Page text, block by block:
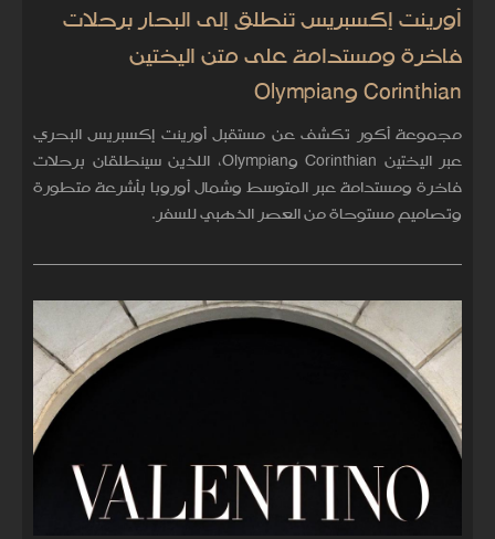
أورينت إكسبريس تنطلق إلى البحار برحلات
فاخرة ومستدامة على متن اليختين
Corinthian وOlympian
مجموعة أكور تكشف عن مستقبل أورينت إكسبريس البحري
عبر اليختين Corinthian وOlympian، اللذين سينطلقان برحلات
فاخرة ومستدامة عبر المتوسط وشمال أوروبا بأشرعة متطورة
وتصاميم مستوحاة من العصر الذهبي للسفر.